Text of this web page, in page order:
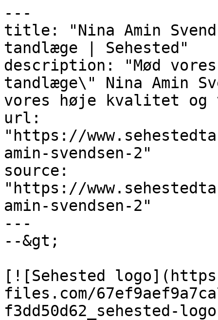
---
title: "Nina Amin
tandlæge | Sehested"
description: "Mød
tandlæge\" Nina Amin
vores høje kvalitet
url:
"https://
amin-svendsen-2"
source:
"https://
amin-svendsen-2"
---
--&gt;
[![Sehested
files.com/
f3dd50d62_sehested-